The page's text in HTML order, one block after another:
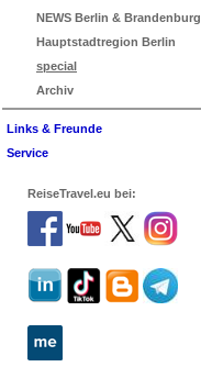
NEWS Berlin & Brandenburg
Hauptstadtregion Berlin
special
Archiv
Links & Freunde
Service
ReiseTravel.eu bei: